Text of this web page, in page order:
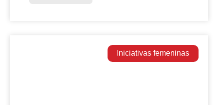
Iniciativas femeninas